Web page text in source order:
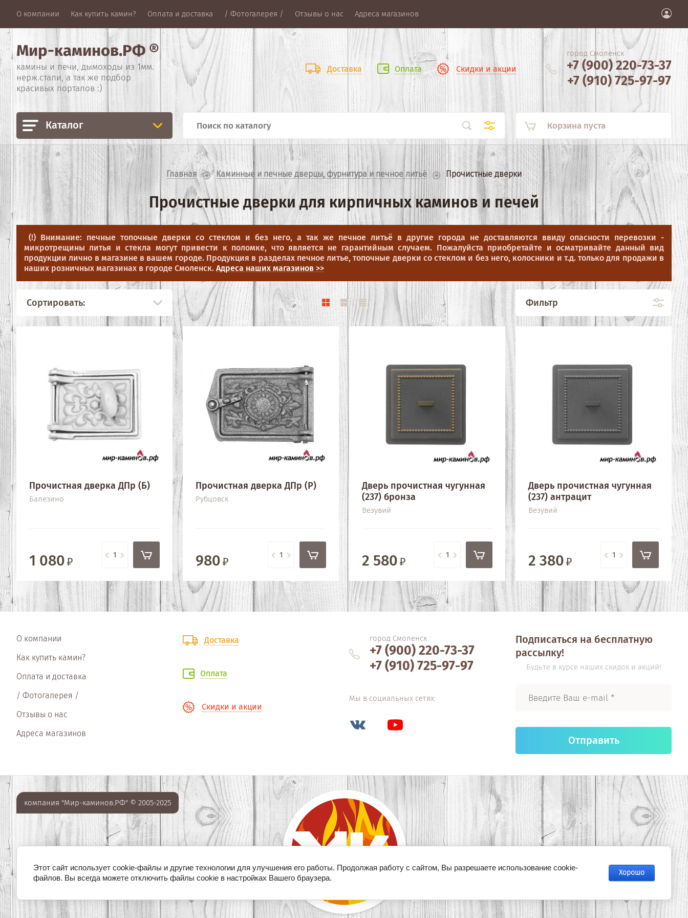
О компании Как купить камин? Оплата и доставка / Фотогалерея / Отзывы о нас Адреса магазинов
Мир-каминов.РФ ®
камины и печи, дымоходы из 1мм.
нерж.стали, а так же подбор
красивых порталов :)
Доставка Оплата Скидки и акции
город Смоленск
+7 (900) 220-73-37
+7 (910) 725-97-97
Каталог Корзина пуста
Главная Каминные и печные дверцы, фурнитура и печное литьё
  Прочистные дверки
Прочистные дверки для кирпичных каминов и печей
(!) Внимание: печные топочные дверки со стеклом и без него, а так же печное литьё в другие города не доставляются ввиду опасности перевозки -
микротрещины литья и стекла могут привести к поломке, что является не гарантийным случаем. Пожалуйста приобретайте и осматривайте данный вид
продукции лично в магазине в вашем городе. Продукция в разделах печное литье, топочные дверки со стеклом и без него, колосники и т.д. только для продажи в
наших розничных магазинах в городе Смоленск. Адреса наших магазинов >>
Сортировать: Фильтр
Прочистная дверка ДПр (Б)
Балезино
1 080
Прочистная дверка ДПр (Р)
Рубцовск
980
Дверь прочистная чугунная
(237) бронза
Везувий
2 580
Дверь прочистная чугунная
(237) антрацит
Везувий
2 380
О компании
Как купить камин?
Оплата и доставка
/ Фотогалерея /
Отзывы о нас
Адреса магазинов
Доставка
Оплата
Скидки и акции
город Смоленск
+7 (900) 220-73-37
+7 (910) 725-97-97
Мы в социальных сетях:
Подписаться на бесплатную
рассылку!
Будьте в курсе наших скидок и акций!
Отправить
компания "Мир-каминов.РФ" © 2005-2025
Этот сайт использует cookie-файлы и другие технологии для улучшения его работы. Продолжая работу с сайтом, Вы разрешаете использование cookie-
файлов. Вы всегда можете отключить файлы cookie в настройках Вашего браузера.
Хорошо